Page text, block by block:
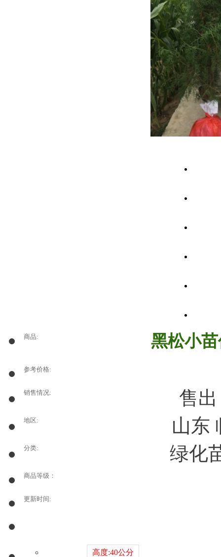
商品: 黑松小
参考价格:
销售情况: 售
地区: 山东
分类: 绿化
商品等级：
更新时间:
高度:40公分